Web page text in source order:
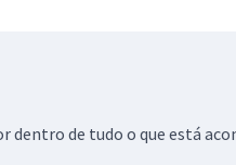
dentro de tudo o que está